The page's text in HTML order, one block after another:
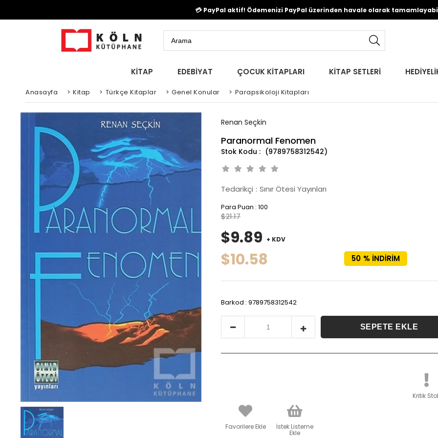
💳 PayPal aktif! Ödemenizi PayPal üzerinden havale olarak
KİTAP EDEBİYAT ÇOCUK KİTAPLARI KİTAP SETLERİ
Anasayfa > Kitap > Türkçe Kitaplar > Genel Konular > Parapsikoloji Kitapları
Renan Seçkin
Paranormal Fenomen
(9789758312542)
Tedarikçi : Sınır Ötesi Yayınları
Para Puan : 100
%
50 İNDIRIM
$21.17
$9.89 + KDV
$10.58
Barkod : 9789758312542
Kritik
Favorilere Ekle İstek Listeme
Ekle